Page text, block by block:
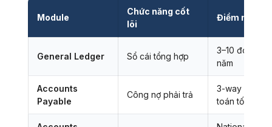
Module
Chức năng cốt
lõi
Điểm nổi bật
General Ledger Sổ cái tổng hợp
3–10 đoạn
năm
Accounts
Payable
Công nợ phải trả
3-way
toán tối ưu